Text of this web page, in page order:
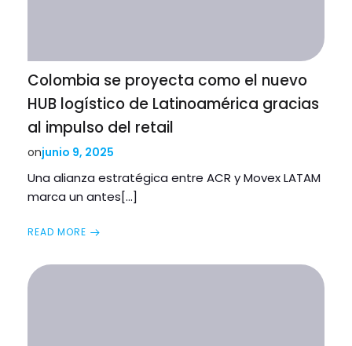
Colombia se proyecta como el nuevo
HUB logístico de Latinoamérica gracias
al impulso del retail
onjunio 9, 2025
Una alianza estratégica entre ACR y Movex LATAM
marca un antes[…]
READ MORE